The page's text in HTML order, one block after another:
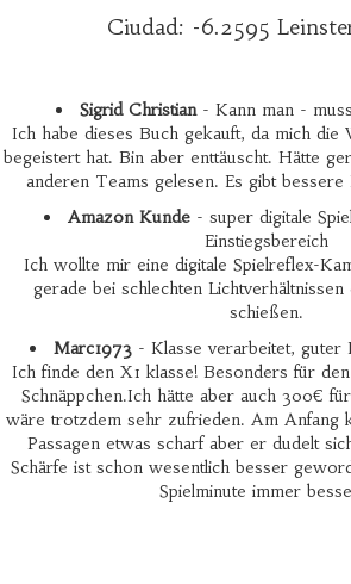
Ciudad: -6.2595
Sigrid Christian- Kann man -
Ich habe dieses Buch gekauft, da mich die
begeistert hat. Bin aber enttäuscht. Hätte
anderen Teams gelesen. Es gibt
Amazon Kunde - super digitale
Einstiegsbereich
Ich wollte mir eine digitale Spielreflex-
gerade bei schlechten
schießen.
Marc1973 - Klasse verarbeitet, guter
Ich finde den X1 klasse! Besonders für
Schnäppchen.Ich hätte aber auch 300€
wäre trotzdem sehr zufrieden. Am Anfang
Passagen etwas scharf aber er dudelt
Schärfe ist schon wesentlich besser
Spielminute immer